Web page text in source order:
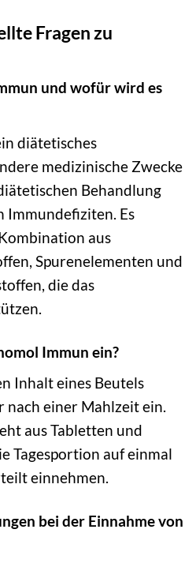
Fragen zu
und wofür wird es
diätetisches
medizinische Zwecke
Behandlung
Es
aus
Spurenelementen und
die das
Immun ein?
Inhalt eines Beutels
nach einer Mahlzeit ein.
aus Tabletten und
Tagesportion auf einmal
einnehmen.
bei der Einnahme von